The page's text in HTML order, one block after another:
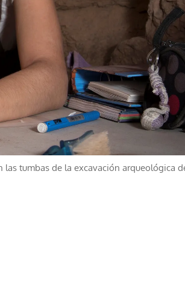
las tumbas de la excavación arqueológica